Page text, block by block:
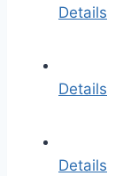
Details
Details
Details